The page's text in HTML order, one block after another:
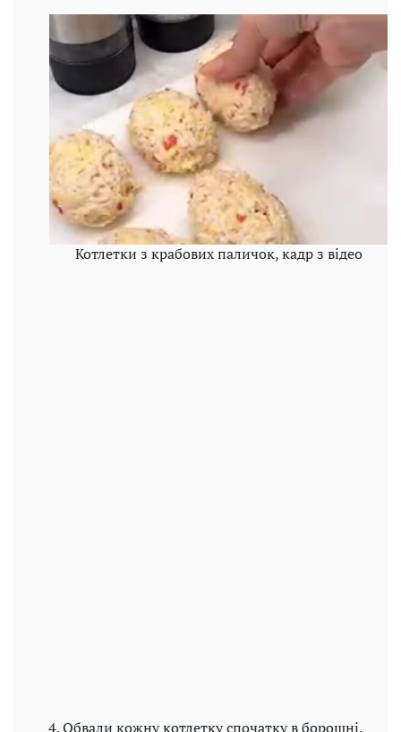
Котлетки з крабових паличок, кадр з відео
Обвали кожну котлетку спочатку в борошні,